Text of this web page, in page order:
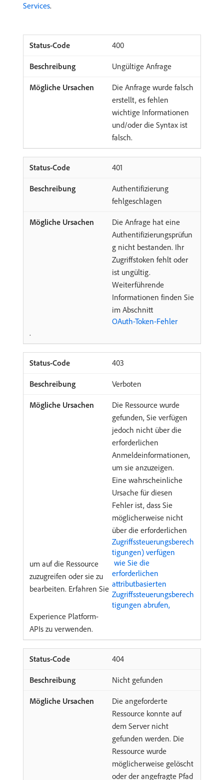
Services.
400
Ungültige Anfrage
Die Anfrage wurde falsch
erstellt, es fehlen
wichtige Informationen
und/oder die Syntax ist
falsch.
401
Authentifizierung
fehlgeschlagen
Die Anfrage hat eine
Authentifizierungsprüfun
g nicht bestanden. Ihr
Zugriffstoken fehlt oder
ist ungültig.
Weiterführende
Informationen finden Sie
im Abschnitt
OAuth-Token-Fehler
.
403
Verboten
Die Ressource wurde
gefunden, Sie verfügen
jedoch nicht über die
erforderlichen
Anmeldeinformationen,
um sie anzuzeigen.
Eine wahrscheinliche
Ursache für diesen
Fehler ist, dass Sie
möglicherweise nicht
über die erforderlichen
Zugriffssteuerungsberech
tigungen) verfügen
um auf die Ressource
zuzugreifen oder sie zu
bearbeiten. Erfahren Sie
​ wie Sie die
erforderlichen
attributbasierten
Zugriffssteuerungsberech
tigungen abrufen, ​
Experience Platform-
APIs zu verwenden.
404
Nicht gefunden
Die angeforderte
Ressource konnte auf
dem Server nicht
gefunden werden. Die
Ressource wurde
möglicherweise gelöscht
oder der angefragte Pfad